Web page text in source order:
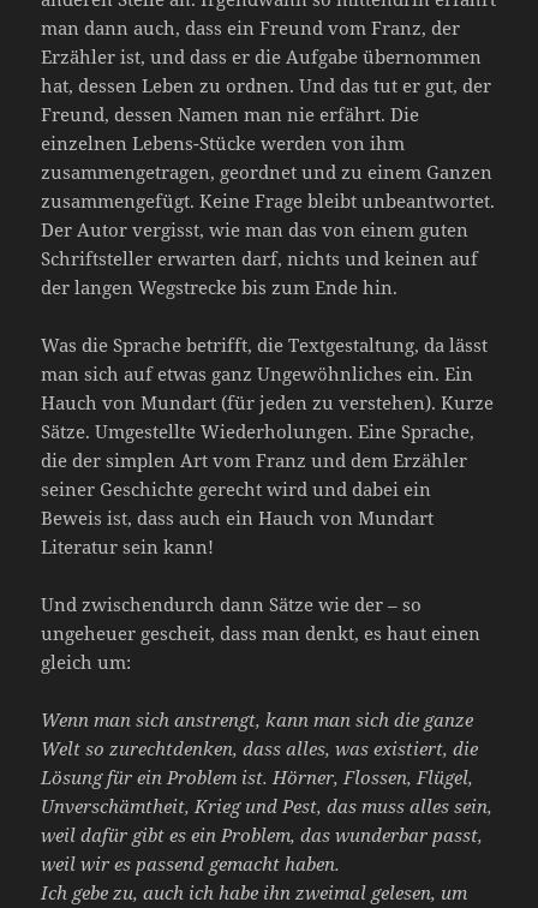
man dann auch, dass ein Freund vom Franz, der
Erzähler ist, und dass er die Aufgabe übernommen
hat, dessen Leben zu ordnen. Und das tut er gut, der
Freund, dessen Namen man nie erfährt. Die
einzelnen Lebens-Stücke werden von ihm
zusammengetragen, geordnet und zu einem Ganzen
zusammengefügt. Keine Frage bleibt unbeantwortet.
Der Autor vergisst, wie man das von einem guten
Schriftsteller erwarten darf, nichts und keinen auf
der langen Wegstrecke bis zum Ende hin.
Was die Sprache betrifft, die Textgestaltung, da lässt
man sich auf etwas ganz Ungewöhnliches ein. Ein
Hauch von Mundart (für jeden zu verstehen). Kurze
Sätze. Umgestellte Wiederholungen. Eine Sprache,
die der simplen Art vom Franz und dem Erzähler
seiner Geschichte gerecht wird und dabei ein
Beweis ist, dass auch ein Hauch von Mundart
Literatur sein kann!
Und zwischendurch dann Sätze wie der – so
ungeheuer gescheit, dass man denkt, es haut einen
gleich um:
Wenn man sich anstrengt, kann man sich die ganze
Welt so zurechtdenken, dass alles, was existiert, die
Lösung für ein Problem ist. Hörner, Flossen, Flügel,
Unverschämtheit, Krieg und Pest, das muss alles sein,
weil dafür gibt es ein Problem, das wunderbar passt,
weil wir es passend gemacht haben.
Ich gebe zu, auch ich habe ihn zweimal gelesen, um